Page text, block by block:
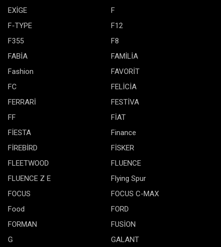
EXİGE
F
F-TYPE
F12
F355
F8
FABİA
FAMİLİA
Fashion
FAVORİT
FC
FELİCİA
FERRARİ
FESTİVA
FF
FİAT
FİESTA
Finance
FİREBİRD
FİSKER
FLEETWOOD
FLUENCE
FLUENCE Z E
Flying Spur
FOCUS
FOCUS C-MAX
Food
FORD
FORMAN
FUSİON
G
GALANT